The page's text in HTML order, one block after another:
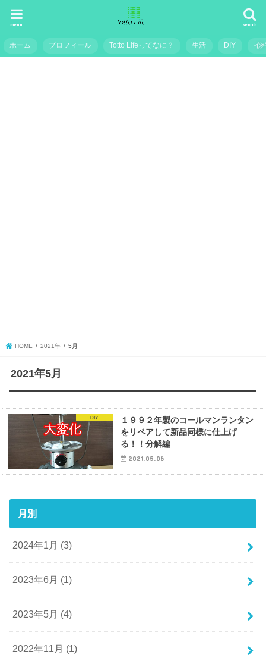
search
menu
ホーム プロフィール Totto Lifeってなに？ 生活 DIY イ
HOME 2021年 5月
2021年5月
DIY
１９９２年製のコールマンランタン
をリペアして新品同様に仕上げ
る！！分解編
2021.05.06
月別
2024年1月 (3)
2023年6月 (1)
2023年5月 (4)
2022年11月 (1)